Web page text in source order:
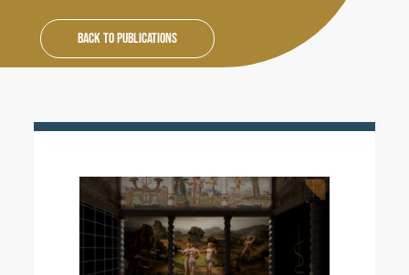
Login
Back to Publications